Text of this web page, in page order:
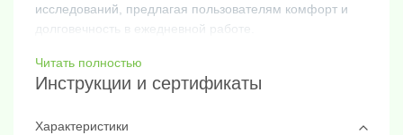
исследований, предлагая пользователям комфорт и
долговечность в ежедневной работе.
Читать полностью
Инструкции и сертификаты
Характеристики